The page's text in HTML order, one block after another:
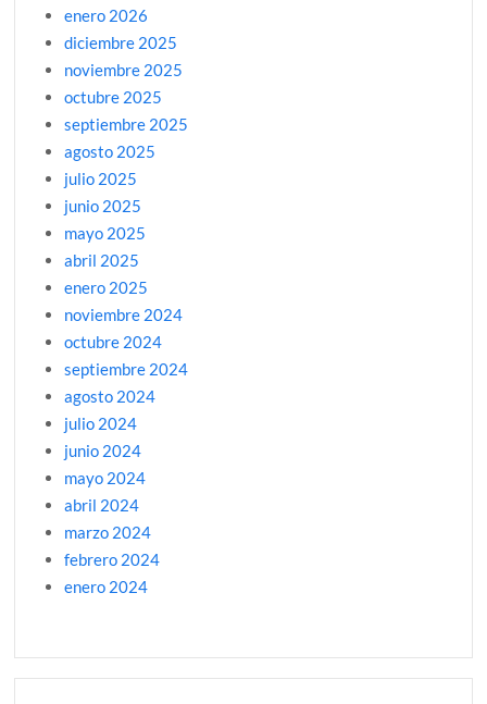
enero 2026
diciembre 2025
noviembre 2025
octubre 2025
septiembre 2025
agosto 2025
julio 2025
junio 2025
mayo 2025
abril 2025
enero 2025
noviembre 2024
octubre 2024
septiembre 2024
agosto 2024
julio 2024
junio 2024
mayo 2024
abril 2024
marzo 2024
febrero 2024
enero 2024